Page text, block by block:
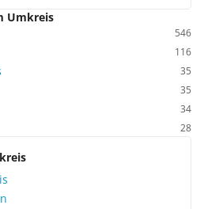
Umkreis
546
116
35
35
34
28